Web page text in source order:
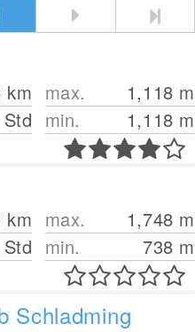
km max. 1,118 m
min.
1,118 m
km max. 1,748 m
min.
738 m
Schladming